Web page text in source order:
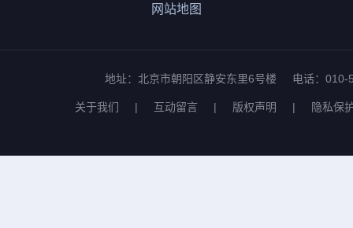
网站地图
地址：北京市朝阳区静安东里6号楼 电话：010-
关于我们 | 互动留言 | 版权声明 | 隐私保